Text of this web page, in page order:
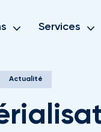
Services
Actualité